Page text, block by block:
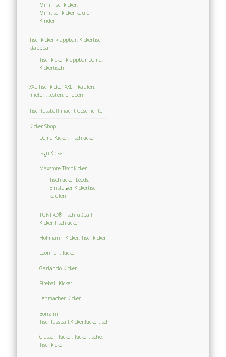
Mini Tischkicker,
Minitischkicker kaufen
Kinder
Tischkicker klappbar, Kickertisch
klappbar
Tischkicker klappbar Dema,
Kickertisch
XXL Tischkicker XXL – kaufen,
mieten, testen, erleben
Tischfussball macht Geschichte
Kicker Shop
Dema Kicker, Tischkicker
Jago Kicker
Maxstore Tischkicker
Tischkicker Leeds,
Einsteiger Kickertisch
kaufen
TUNIRO® Tischfußball
Kicker Tischkicker
Hoffmann Kicker, Tischkicker
Leonhart Kicker
Garlando Kicker
Fireball Kicker
Lehmacher Kicker
Bonzini
Tischfussball,Kicker,Kickertisch,Tischkicker
Classen Kicker, Kickertische,
Tischkicker